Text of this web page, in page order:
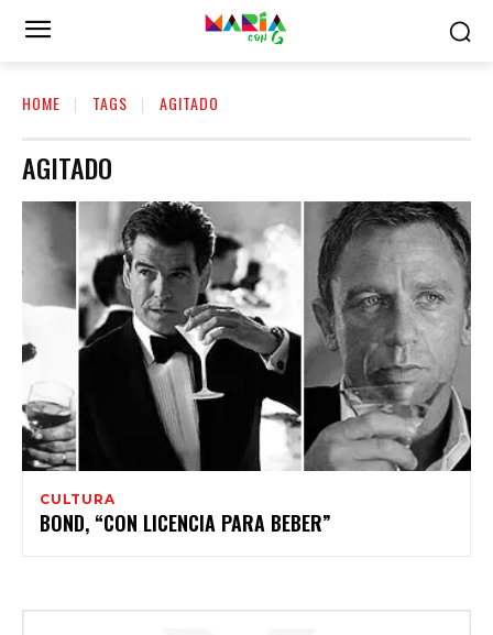
HOME TAGS AGITADO
AGITADO
CULTURA
BOND, “CON LICENCIA PARA BEBER”